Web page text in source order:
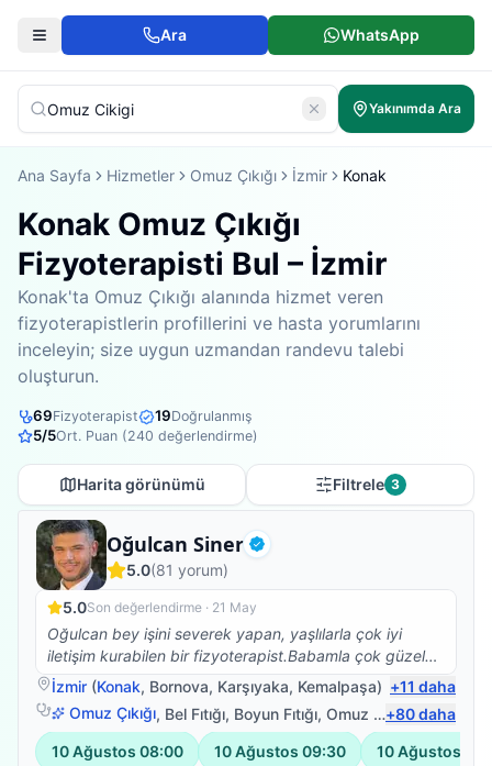
Ara WhatsApp
Yakınımda Ara
Ana Sayfa Hizmetler Omuz Çıkığı İzmir Konak
Konak Omuz Çıkığı
Fizyoterapisti Bul – İzmir
Konak'ta Omuz Çıkığı alanında hizmet veren
fizyoterapistlerin profillerini ve hasta yorumlarını
inceleyin; size uygun uzmandan randevu talebi
oluşturun.
69Fizyoterapist 19Doğrulanmış
5/5Ort. Puan (240 değerlendirme)
Harita görünümü Filtrele 3
Oğulcan Siner Doğrulanmış
Fizyoterapist
5.0(81 yorum)
5.0Son değerlendirme · 21 May
Oğulcan bey işini severek yapan, yaşlılarla çok iyi
iletişim kurabilen bir fizyoterapist.Babamla çok güzel
ilgilendi.Kendisine çok teşekkür ederim.☺️
İzmir (Konak, Bornova, Karşıyaka, Kemalpaşa) +11 daha
Omuz Çıkığı, Bel Fıtığı, Boyun Fıtığı, Omuz Bağ Yaralanması +80daha
10 Ağustos 08:00 10 Ağustos 09:30 10 Ağustos